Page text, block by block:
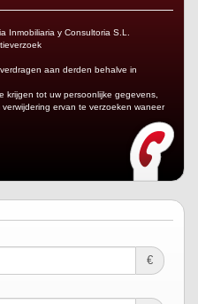
Inmobiliaria y Consultoria S.L.
aan derden behalve in
krijgen tot uw persoonlijke gegevens,
ervan te verzoeken waneer
€